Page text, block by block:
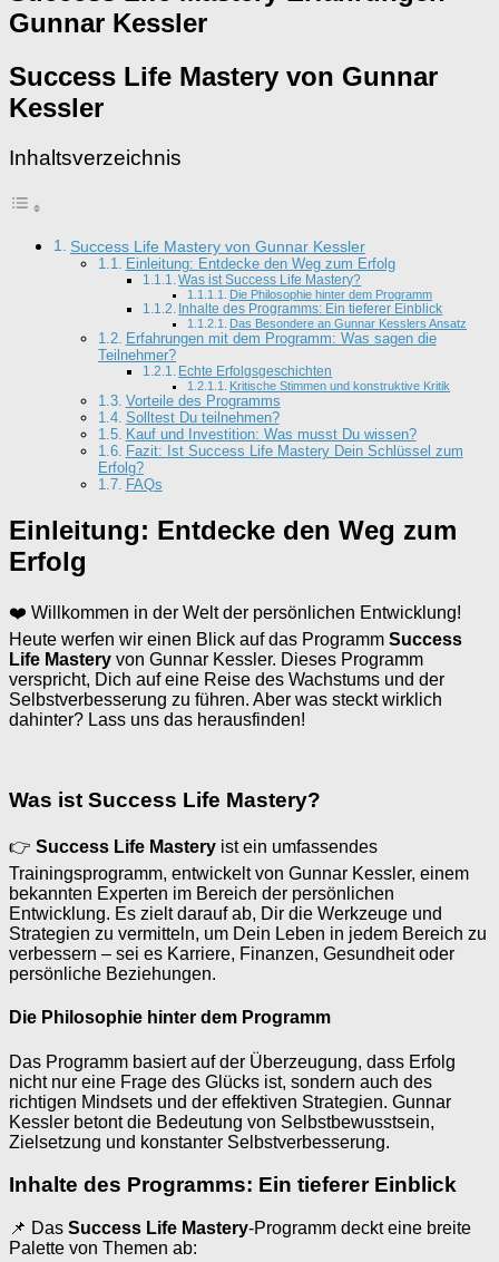
Gunnar Kessler
Success Life Mastery von Gunnar
Kessler
Inhaltsverzeichnis
Success Life Mastery von Gunnar Kessler
Einleitung: Entdecke den Weg zum Erfolg
Was ist Success Life Mastery?
Die Philosophie hinter dem Programm
Inhalte des Programms: Ein tieferer Einblick
Das Besondere an Gunnar Kesslers Ansatz
Erfahrungen mit dem Programm: Was sagen die
Teilnehmer?
Echte Erfolgsgeschichten
Kritische Stimmen und konstruktive Kritik
Vorteile des Programms
Solltest Du teilnehmen?
Kauf und Investition: Was musst Du wissen?
Fazit: Ist Success Life Mastery Dein Schlüssel zum
Erfolg?
FAQs
Einleitung: Entdecke den Weg zum
Erfolg
❤️ Willkommen in der Welt der persönlichen Entwicklung!
Heute werfen wir einen Blick auf das Programm Success
Life Mastery von Gunnar Kessler. Dieses Programm
verspricht, Dich auf eine Reise des Wachstums und der
Selbstverbesserung zu führen. Aber was steckt wirklich
dahinter? Lass uns das herausfinden!
Was ist Success Life Mastery?
👉 Success Life Mastery ist ein umfassendes
Trainingsprogramm, entwickelt von Gunnar Kessler, einem
bekannten Experten im Bereich der persönlichen
Entwicklung. Es zielt darauf ab, Dir die Werkzeuge und
Strategien zu vermitteln, um Dein Leben in jedem Bereich zu
verbessern – sei es Karriere, Finanzen, Gesundheit oder
persönliche Beziehungen.
Die Philosophie hinter dem Programm
Das Programm basiert auf der Überzeugung, dass Erfolg
nicht nur eine Frage des Glücks ist, sondern auch des
richtigen Mindsets und der effektiven Strategien. Gunnar
Kessler betont die Bedeutung von Selbstbewusstsein,
Zielsetzung und konstanter Selbstverbesserung.
Inhalte des Programms: Ein tieferer Einblick
📌 Das Success Life Mastery-Programm deckt eine breite
Palette von Themen ab: